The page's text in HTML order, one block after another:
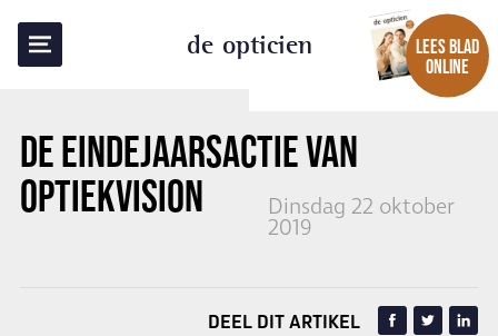
de opticien
LEES BLAD
ONLINE
DE EINDEJAARSACTIE VAN
OPTIEKVISION
Dinsdag 22 oktober
2019
TERUG NAAR OVERZICHT
DEEL DIT ARTIKEL